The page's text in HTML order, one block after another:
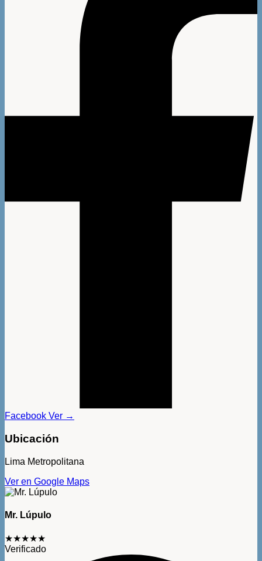
Facebook Ver →
Ubicación
Lima Metropolitana
Ver en Google Maps
Mr. Lúpulo
★★★★★
Verificado